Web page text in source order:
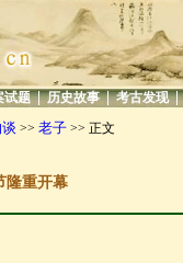
试题 | 历史故事 | 考古发现 |
>> 老子 >> 正文
隆重开幕